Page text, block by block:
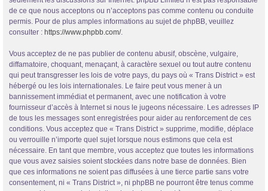
de ce que nous acceptons ou n’acceptons pas comme contenu ou conduite
permis. Pour de plus amples informations au sujet de phpBB, veuillez
consulter : https://www.phpbb.com/.
Vous acceptez de ne pas publier de contenu abusif, obscène, vulgaire,
diffamatoire, choquant, menaçant, à caractère sexuel ou tout autre contenu
qui peut transgresser les lois de votre pays, du pays où « Trans District » est
hébergé ou les lois internationales. Le faire peut vous mener à un
bannissement immédiat et permanent, avec une notification à votre
fournisseur d’accès à Internet si nous le jugeons nécessaire. Les adresses IP
de tous les messages sont enregistrées pour aider au renforcement de ces
conditions. Vous acceptez que « Trans District » supprime, modifie, déplace
ou verrouille n’importe quel sujet lorsque nous estimons que cela est
nécessaire. En tant que membre, vous acceptez que toutes les informations
que vous avez saisies soient stockées dans notre base de données. Bien
que ces informations ne soient pas diffusées à une tierce partie sans votre
consentement, ni « Trans District », ni phpBB ne pourront être tenus comme